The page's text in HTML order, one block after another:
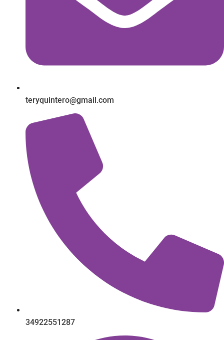
teryquintero@gmail.com
34922551287